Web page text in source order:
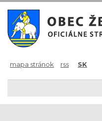
mapa stránok rss SK